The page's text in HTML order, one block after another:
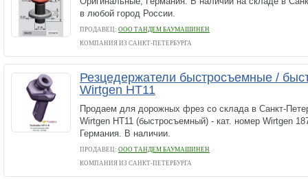
в любой город России.
ПРОДАВЕЦ: ООО ТАНДЕМ БАУМАШИНЕН
КОМПАНИЯ ИЗ САНКТ-ПЕТЕРБУРГА
Резцедержатели быстросъемные /
Wirtgen HT11
Продаем для дорожных фрез со склада в Санкт-
Wirtgen HT11 (быстросъемный) - кат. номер Wirtgen
Германия. В наличии.
ПРОДАВЕЦ: ООО ТАНДЕМ БАУМАШИНЕН
КОМПАНИЯ ИЗ САНКТ-ПЕТЕРБУРГА